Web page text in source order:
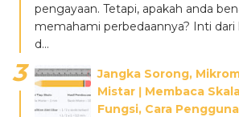
pengayaan. Tetapi, apakah anda
memahami perbedaannya? Inti
d...
Jangka Sorong,
Mistar ǀ Membaca
Fungsi, Cara